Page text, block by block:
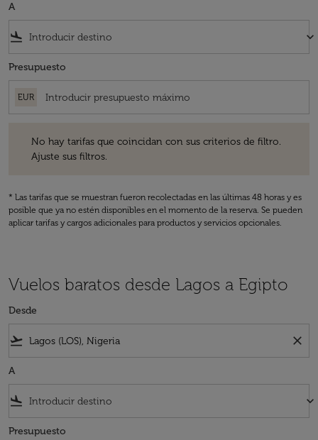
A
flight_land keyboard_arrow_down
Presupuesto
EUR
No hay tarifas que coincidan con sus criterios de filtro.
Ajuste sus filtros.
* Las tarifas que se muestran fueron recolectadas en las últimas 48 horas y es
posible que ya no estén disponibles en el momento de la reserva. Se pueden
aplicar tarifas y cargos adicionales para productos y servicios opcionales.
Vuelos baratos desde Lagos a Egipto
Desde
flight_takeoff close
A
flight_land keyboard_arrow_down
Presupuesto